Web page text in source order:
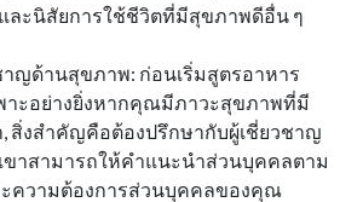
ละนิสัยการใช้ชีวิตที่มีสุขภาพดีอื่น ๆ
ญด้านสุขภาพ: ก่อนเริ่มสูตรอาหาร
าะอย่างยิ่งหากคุณมีภาวะสุขภาพที่มี
สิ่งสําคัญคือต้องปรึกษากับผู้เชี่ยวชาญ
ขาสามารถให้คําแนะนําส่วนบุคคลตาม
ความต้องการส่วนบุคคลของคุณ